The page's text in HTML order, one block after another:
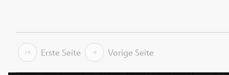
Erste Seite Vorige Seite